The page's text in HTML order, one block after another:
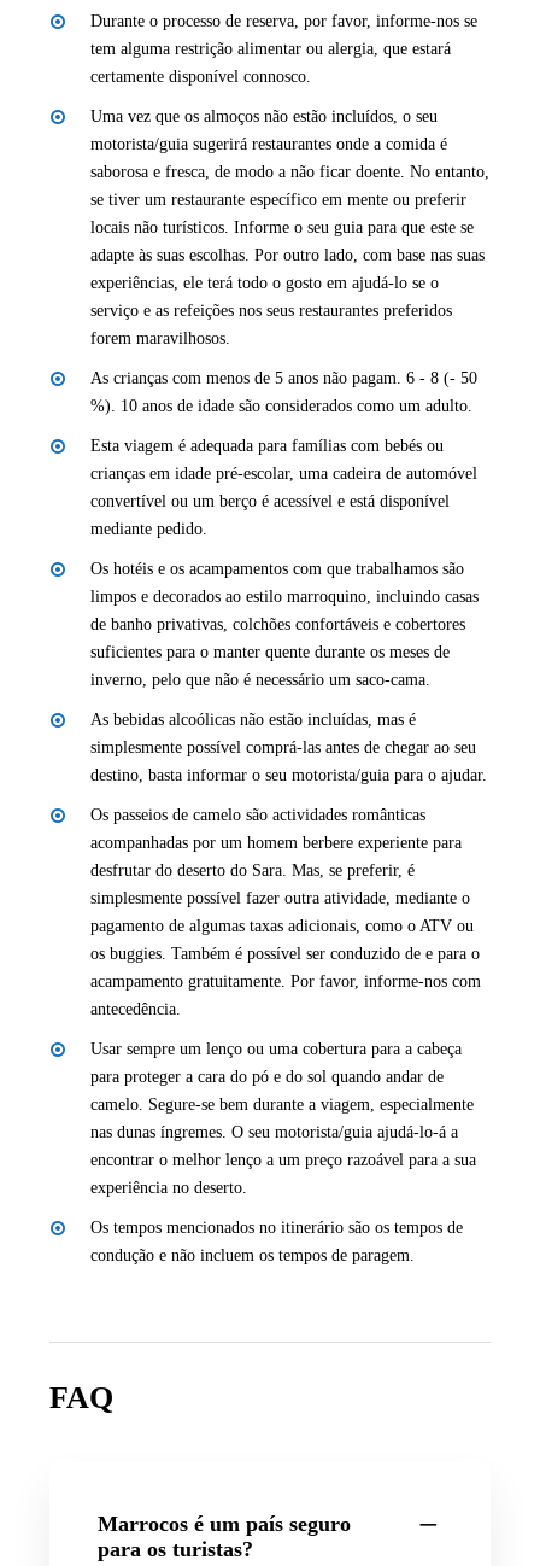
Durante o processo de reserva, por favor, informe-nos se
tem alguma restrição alimentar ou alergia, que estará
certamente disponível connosco.
Uma vez que os almoços não estão incluídos, o seu
motorista/guia sugerirá restaurantes onde a comida é
saborosa e fresca, de modo a não ficar doente. No entanto,
se tiver um restaurante específico em mente ou preferir
locais não turísticos. Informe o seu guia para que este se
adapte às suas escolhas. Por outro lado, com base nas suas
experiências, ele terá todo o gosto em ajudá-lo se o
serviço e as refeições nos seus restaurantes preferidos
forem maravilhosos.
As crianças com menos de 5 anos não pagam. 6 - 8 (- 50
%). 10 anos de idade são considerados como um adulto.
Esta viagem é adequada para famílias com bebés ou
crianças em idade pré-escolar, uma cadeira de automóvel
convertível ou um berço é acessível e está disponível
mediante pedido.
Os hotéis e os acampamentos com que trabalhamos são
limpos e decorados ao estilo marroquino, incluindo casas
de banho privativas, colchões confortáveis e cobertores
suficientes para o manter quente durante os meses de
inverno, pelo que não é necessário um saco-cama.
As bebidas alcoólicas não estão incluídas, mas é
simplesmente possível comprá-las antes de chegar ao seu
destino, basta informar o seu motorista/guia para o ajudar.
Os passeios de camelo são actividades românticas
acompanhadas por um homem berbere experiente para
desfrutar do deserto do Sara. Mas, se preferir, é
simplesmente possível fazer outra atividade, mediante o
pagamento de algumas taxas adicionais, como o ATV ou
os buggies. Também é possível ser conduzido de e para o
acampamento gratuitamente. Por favor, informe-nos com
antecedência.
Usar sempre um lenço ou uma cobertura para a cabeça
para proteger a cara do pó e do sol quando andar de
camelo. Segure-se bem durante a viagem, especialmente
nas dunas íngremes. O seu motorista/guia ajudá-lo-á a
encontrar o melhor lenço a um preço razoável para a sua
experiência no deserto.
Os tempos mencionados no itinerário são os tempos de
condução e não incluem os tempos de paragem.
FAQ
Marrocos é um país seguro
para os turistas?